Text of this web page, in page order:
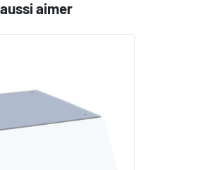
aimer